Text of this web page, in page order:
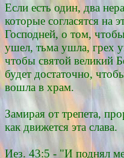
Если есть один, два
которые согласятся на
Господней, о том,
ушел, тьма ушла, грех
чтобы святой великий
будет достаточно,
вошла в храм.
Замирая от трепета,
как движется эта слава.
Иез. 43:5 - "И поднял